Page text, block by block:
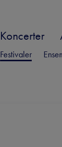
Koncerter
Festivaler